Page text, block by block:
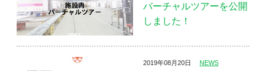
バーチャルツアーを公開
しました！
2019年08月20日 NEWS